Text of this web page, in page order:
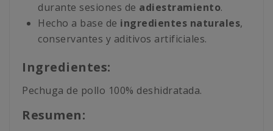
durante sesiones de adiestramiento.
Hecho a base de ingredientes naturales,
conservantes y aditivos artificiales.
Ingredientes:
Pechuga de pollo 100% deshidratada.
Resumen: